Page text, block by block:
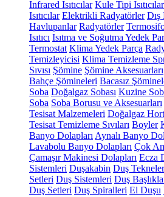
Infrared Isıtıcılar Kule Tipi Isıtıcılar
Isıtıcılar Elektrikli Radyatörler Dış
Havlupanlar Radyatörler
Isıtıcı Isıtma ve Soğutma Yedek
Termostat Klima Yedek Parça
Temizleyicisi Klima Temizleme
Sıvısı Şömine Şömine Aksesuarları
Bahçe Şömineleri Bacasız
Soba Doğalgaz Sobası Kuzine
Soba Soba Borusu ve Aksesuarları
Tesisat Malzemeleri Doğalgaz
Tesisat Temizleme Sıvıları Boyler
Banyo Dolapları Aynalı Banyo
Lavabolu Banyo Dolapları Çok
Çamaşır Makinesi Dolapları Ecza
Sistemleri Duşakabin Duş
Setleri Duş Sistemleri Duş
Duş Setleri Duş Spiralleri El Duşu